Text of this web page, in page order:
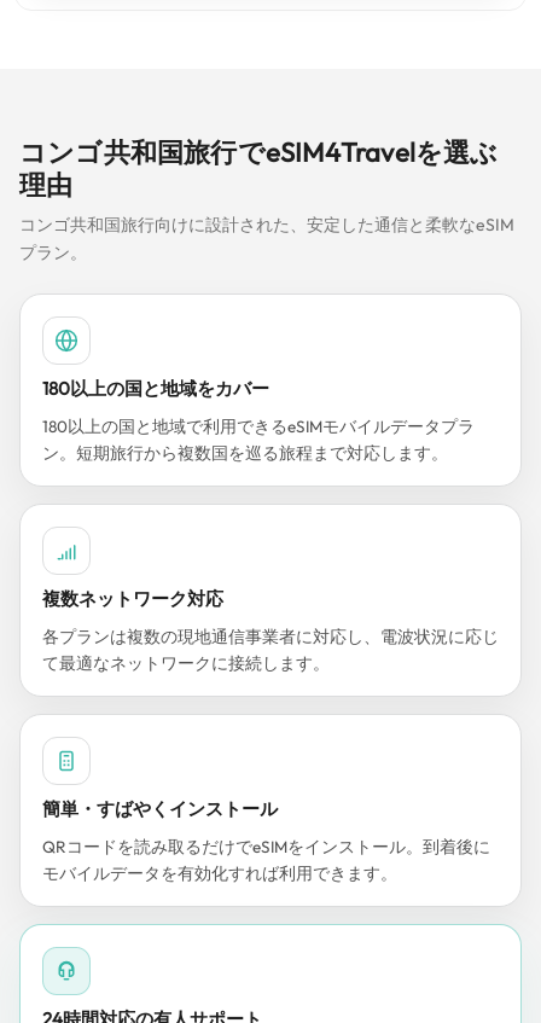
コンゴ共和国旅行でeSIM4Travelを選ぶ
理由
コンゴ共和国旅行向けに設計された、安定した通信と柔軟なeSIM
プラン。
180以上の国と地域をカバー
180以上の国と地域で利用できるeSIMモバイルデータプラ
ン。短期旅行から複数国を巡る旅程まで対応します。
複数ネットワーク対応
各プランは複数の現地通信事業者に対応し、電波状況に応じ
て最適なネットワークに接続します。
簡単・すばやくインストール
QRコードを読み取るだけでeSIMをインストール。到着後に
モバイルデータを有効化すれば利用できます。